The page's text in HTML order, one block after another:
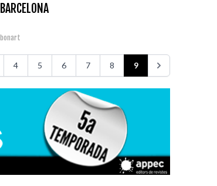
BARCELONA
bonart
4 5 6 7 8 9